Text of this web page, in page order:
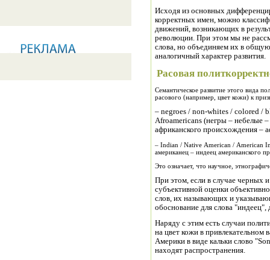
Исходя из основных
корректных имен, можно
движений, возникающих в
революции. При этом мы не
слова, но объединяем их в
аналогичный характер развития.
Расовая
Семантическое развитие этого вида
расового (например, цвет кожи) к
– negroes / non-whites / colored /
Afroamericans (негры – небелые
африканского происхождения –
– Indian / Native American / American
американец – индеец американского
Это означает, что научное,
При этом, если в случае черных
субъективной оценки
слов, их называющих и
обоснование для слова
Наряду с этим есть случаи
на цвет кожи в
Америки в виде кальки слово
находят распространения.